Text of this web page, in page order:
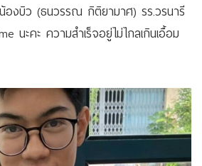
องบิว (ธนวรรณ กิติยามาศ) รร.วรนารี
นะคะ ความสำเร็จอยู่ไม่ไกลเกินเอื้อม